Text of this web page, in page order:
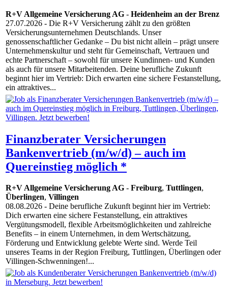
R+V Allgemeine Versicherung AG - Heidenheim an der Brenz
27.07.2026 - Die R+V Versicherung zählt zu den größten
Versicherungsunternehmen Deutschlands. Unser
genossenschaftlicher Gedanke – Du bist nicht allein – prägt unsere
Unternehmenskultur und steht für Gemeinschaft, Vertrauen und
echte Partnerschaft – sowohl für unsere Kundinnen- und Kunden
als auch für unsere Mitarbeitenden. Deine berufliche Zukunft
beginnt hier im Vertrieb: Dich erwarten eine sichere Festanstellung,
ein attraktives...
Finanzberater Versicherungen
Bankenvertrieb (m/w/d) – auch im
Quereinstieg möglich *
R+V Allgemeine Versicherung AG - Freiburg, Tuttlingen,
Überlingen, Villingen
08.08.2026 - Deine berufliche Zukunft beginnt hier im Vertrieb:
Dich erwarten eine sichere Festanstellung, ein attraktives
Vergütungsmodell, flexible Arbeitsmöglichkeiten und zahlreiche
Benefits – in einem Unternehmen, in dem Wertschätzung,
Förderung und Entwicklung gelebte Werte sind. Werde Teil
unseres Teams in der Region Freiburg, Tuttlingen, Überlingen oder
Villingen-Schwenningen!...